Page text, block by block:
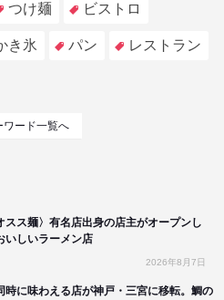
つけ麺 ビストロ
き氷 パン レストラン
ワード一覧へ
スス麺〉有名店出身の店主がオープンし
いしいラーメン店
2026年8月7日
時に味わえる店が神戸・三宮に移転。鯛の